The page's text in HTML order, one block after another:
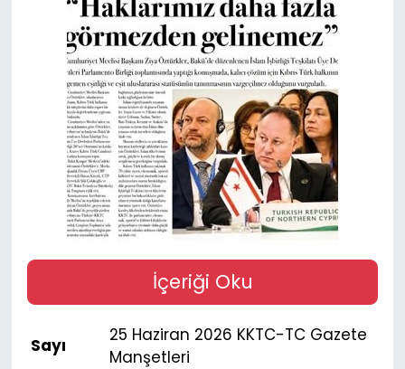
İçeriği Oku
Sayı
25 Haziran 2026 KKTC-TC Gazete
Manşetleri
Gündem
KKTC
KKTC YEREL SEÇİM 2018
Kültür Sanat
Magazin
Moda
Nöbetçi Eczaneler
Otomobil Dünyası